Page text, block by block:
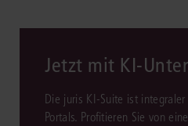
Jetzt mit KI-
Die juris KI-Suite ist
Portals. Profitieren Sie von